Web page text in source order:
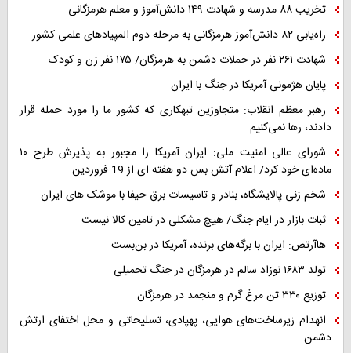
تخریب ۸۸ مدرسه و شهادت ۱۴۹ دانش‌آموز و معلم هرمزگانی
راه‌یابی ۸۲ دانش‌آموز هرمزگانی به مرحله دوم المپیادهای علمی کشور
شهادت ۲۶۱ نفر در حملات دشمن به هرمزگان/ ۱۷۵ نفر زن و کودک
پایان هژمونی آمریکا در جنگ با ایران
رهبر معظم انقلاب: متجاوزین تبهکاری که کشور ما را مورد حمله قرار
دادند، رها نمی‌کنیم
شورای عالی امنیت ملی: ایران آمریکا را مجبور به پذیرش طرح ۱۰
ماده‌ای خود کرد/ اعلام آتش بس دو هفته ای از 19 فروردین
شخم زنی پالایشگاه، بنادر و تاسیسات برق حیفا با موشک های ایران
ثبات بازار در ایام جنگ/ هیچ مشکلی در تامین کالا نیست
هاآرتص: ایران با برگه‌های برنده، آمریکا در بن‌بست
تولد ۱۶۸۳ نوزاد سالم در هرمزگان در جنگ تحمیلی
توزیع ۳۳۰ تن مرغ گرم و منجمد در هرمزگان
انهدام زیرساخت‌های هوایی، پهپادی، تسلیحاتی و محل اختفای ارتش
دشمن